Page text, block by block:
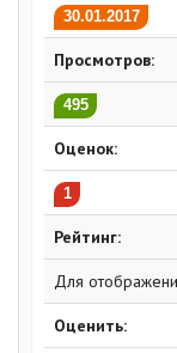
30.01.2017
Просмотров:
495
Оценок:
1
Рейтинг:
Для
Оценить: